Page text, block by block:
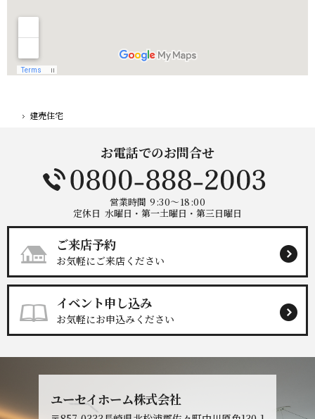
ホーム
建売住宅
お電話でのお問合せ
営業時間 9:30～18:00
定休日 水曜日・第一土曜日・第三日曜日
ご来店予約
お気軽にご来店ください
イベント申し込み
お気軽にお申込みください
ユーセイホーム株式会社